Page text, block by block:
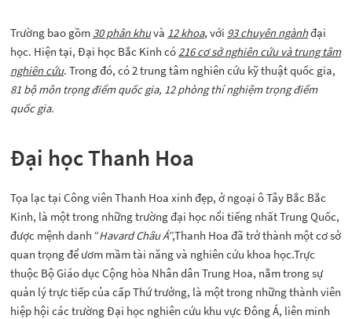
Trường bao gồm 30 phân khuvà 12 khoa, với 93 chuyên ngànhđại
học. Hiện tại, Đại học Bắc Kinh có216 cơ sở nghiên cứu và trung tâm
nghiên cứu. Trong đó, có 2 trung tâm nghiên cứu kỹ thuật quốc gia,
81 bộ môn trọng điểm quốc gia, 12 phòng thí nghiệm trọng điểm
quốc gia.
Đại học Thanh Hoa
Tọa lạc tại Công viên Thanh Hoa xinh đẹp, ở ngoại ô Tây Bắc Bắc
Kinh, là một trong những trường đại học nổi tiếng nhất Trung Quốc,
được mệnh danh “Havard Châu Á”,Thanh Hoa đã trở thành một cơ sở
quan trọng để ươm mầm tài năng và nghiên cứu khoa học.Trực
thuộc Bộ Giáo dục Cộng hòa Nhân dân Trung Hoa, nằm trong sự
quản lý trực tiếp của cấp Thứ trưởng, là một trong những thành viên
hiệp hội các trường Đại học nghiên cứu khu vực Đông Á, liên minh